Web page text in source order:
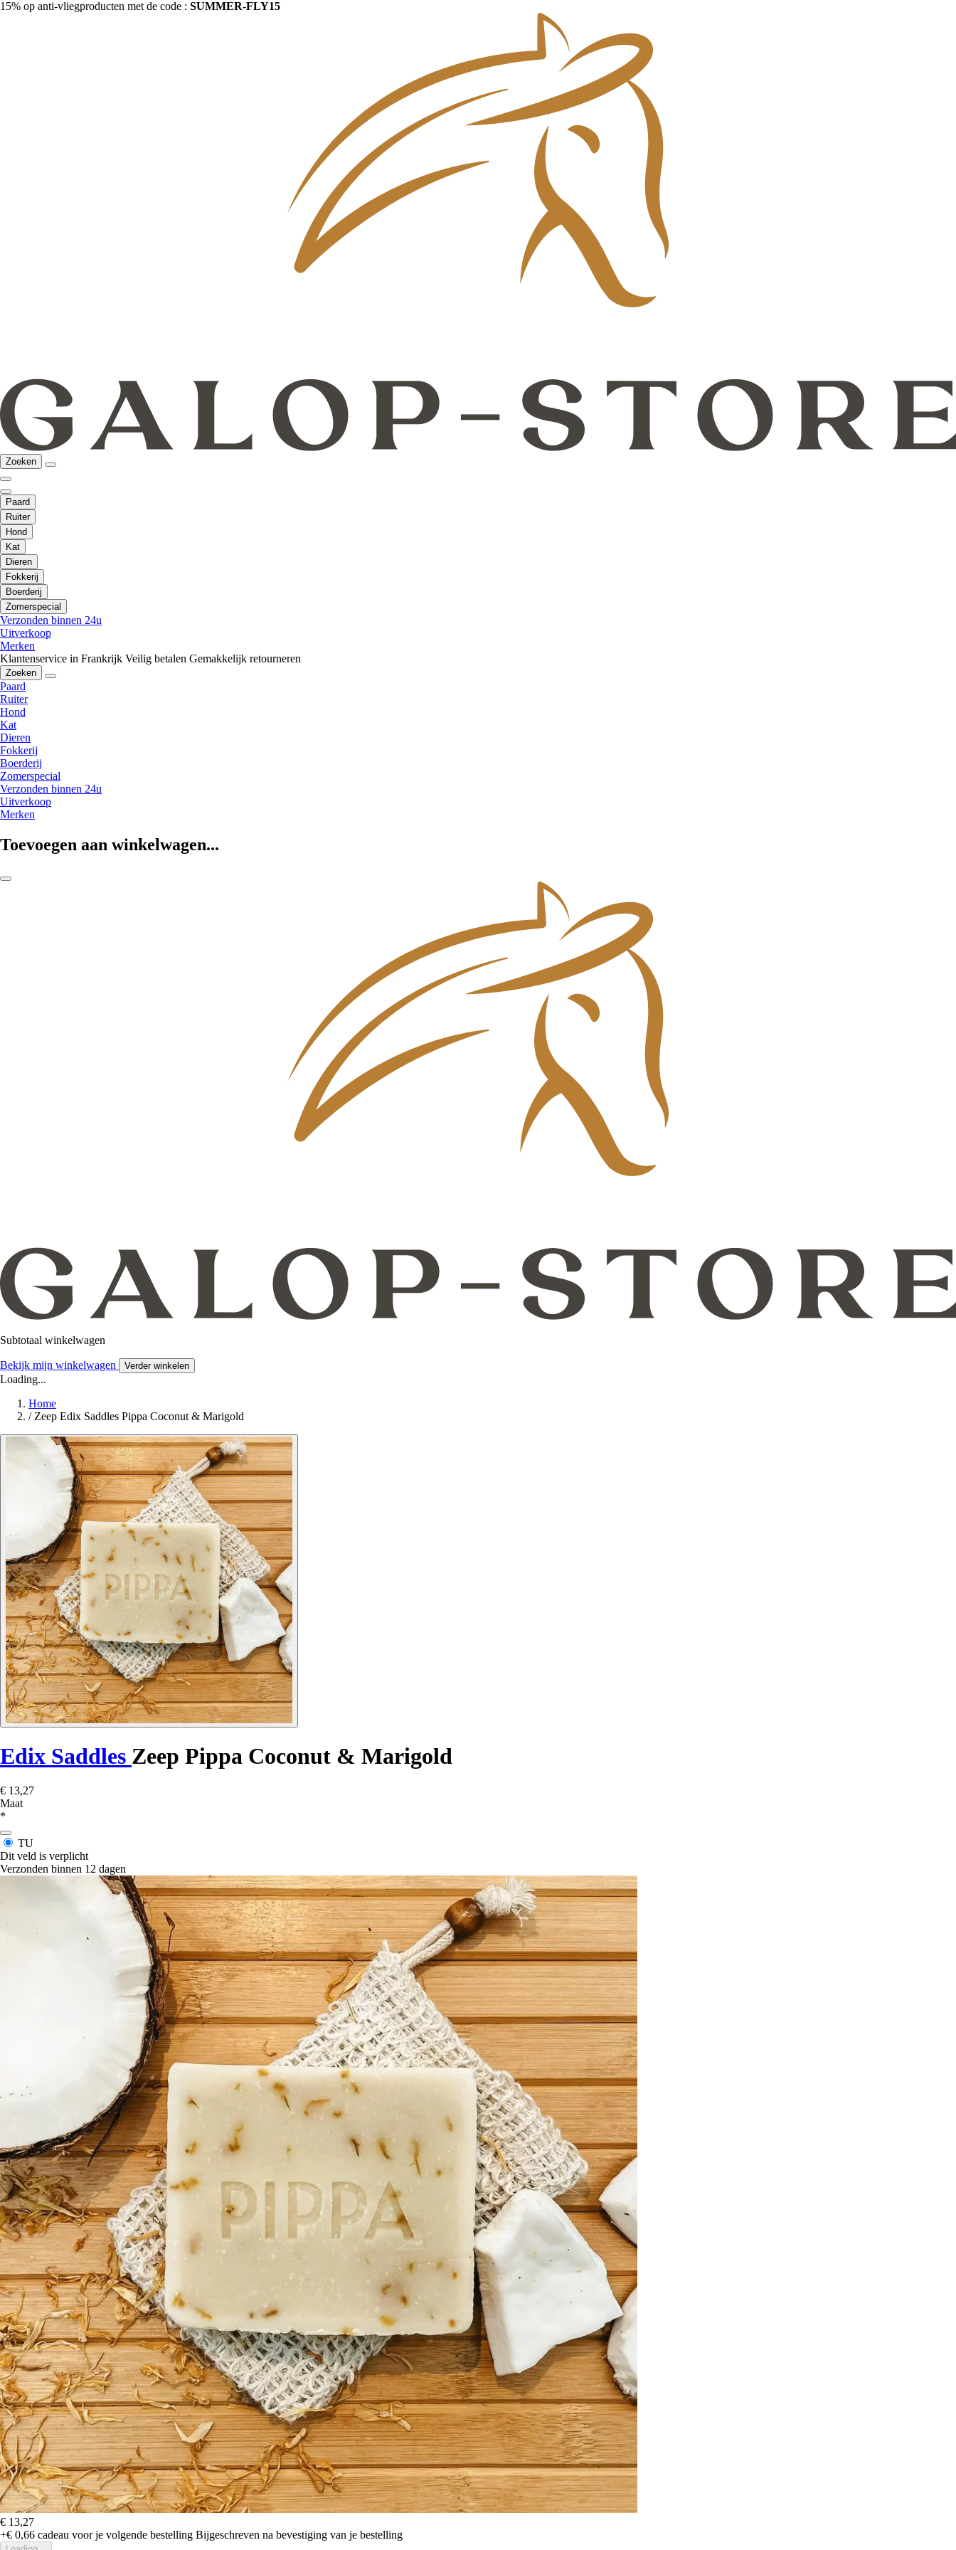
15% op anti-vliegproducten met de code : SUMMER-FLY15
Zoeken
Paard
Ruiter
Hond
Kat
Dieren
Fokkerij
Boerderij
Zomerspecial
Verzonden binnen 24u
Uitverkoop
Merken
Klantenservice in Frankrijk Veilig betalen Gemakkelijk retourneren
Zoeken
Paard
Ruiter
Hond
Kat
Dieren
Fokkerij
Boerderij
Zomerspecial
Verzonden binnen 24u
Uitverkoop
Merken
Toevoegen aan winkelwagen...
Subtotaal winkelwagen
Bekijk mijn winkelwagen Verder winkelen
Loading...
Home
/ Zeep Edix Saddles Pippa Coconut & Marigold
Edix Saddles Zeep Pippa Coconut & Marigold
€ 13,27
Maat
*
TU
Dit veld is verplicht
Verzonden binnen 12 dagen
€ 13,27
+€ 0,66 cadeau voor je volgende bestelling Bijgeschreven na bevestiging van je bestelling